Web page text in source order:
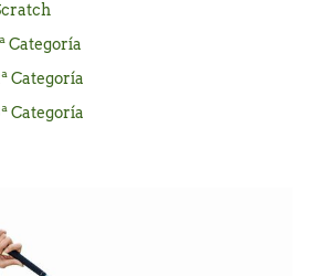
Absoluto de Zarauz
y Lourdes Barbeito, campeones
Senior de Jaizkibel – Memorial
en la App de la RFEG – Consulta
Categoría
Categoría
Categoría